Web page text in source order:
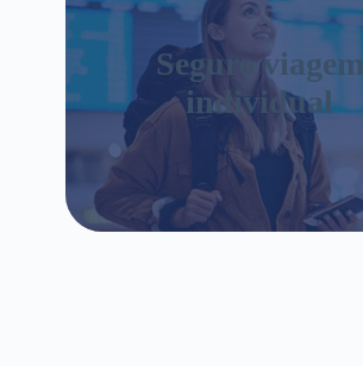
Seguro viagem
individual